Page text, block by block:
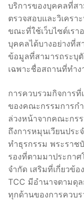
บริการของบุคคลที่ส
ตรวจสอบและวิเคร
ขณะที่ใช้เว็บไซต์เร
บุคคลได้บางอย่างที่
ข้อมูลที่สามารถระบุ
เฉพาะชื่อสถานที่ทำ
การควบรวมกิจการ
ของคณะกรรมการก
ล่วงหน้าจากคณะกร
ถึงการหมุนเวียนปร
ทำธุรกรรม พระรา
รองที่ตามมาประกาศ
จำกัด เสริมที่เกี่ยวข้
TCC มีอำนาจตามดุ
ทุกด้านของการควบ